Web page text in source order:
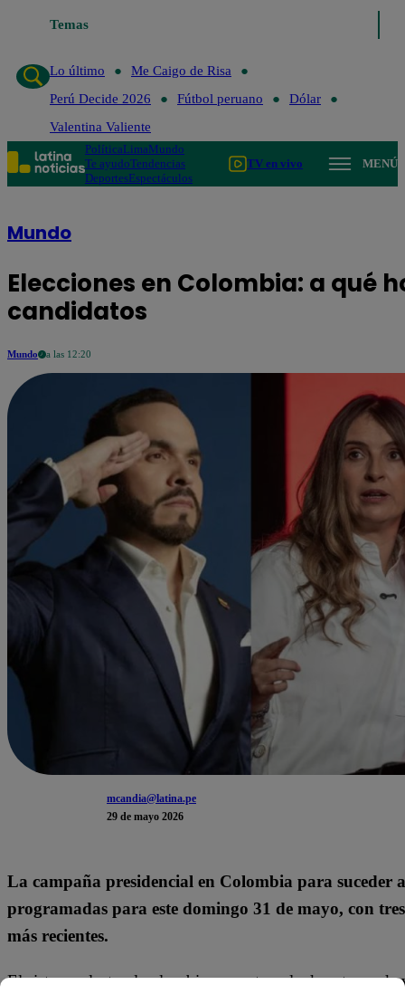
Temas
Lo último
Me Caigo de Risa
Perú Decide 2026
Fútbol peruano
Dólar
Valentina Valiente
PolíticaLimaMundo
Te ayudoTendencias
DeportesEspectáculos
TV en vivo MENÚ
Mundo
Elecciones en Colombia: a qué
candidatos
Mundo a las 12:20
mcandia@latina.pe
29 de mayo 2026
La campaña presidencial en Colombia para suceder
programadas para este domingo 31 de mayo, con
más recientes.
El sistema electoral colombiano contempla dos etapas